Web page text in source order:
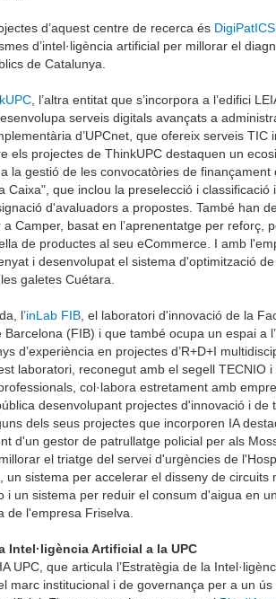
d’aquest centre de recerca és DigiPatICS
d’intel·ligència artificial per millorar el
de Catalunya.
, l’altra entitat que s’incorpora a l’edifici
serveis digitals avançats a
d’UPCnet, que ofereix serveis TIC
els projectes de ThinkUPC destaquen un
la gestió de les convocatòries de finançament
Caixa", que inclou la preselecció i classificació
d'avaluadors a propostes. També han
a Camper, basat en l’aprenentatge per reforç,
de productes al seu eCommerce. I amb
i desenvolupat el sistema d'optimització
galetes Cuétara.
l’inLab FIB , el laboratori d'innovació de la
(FIB) i que també ocupa un espai a
d’experiència en projectes d’R+D+I
laboratori, reconegut amb el segell TECNIO
col·labora estretament amb
desenvolupant projectes d'innovació i de
dels seus projectes que incorporen IA
d'un gestor de patrullatge policial per als
el triatge del servei d'urgències de
un sistema per accelerar el disseny de circuits
i un sistema per reduir el consum d'aigua en
de l'empresa Friselva.
Intel·ligència Artificial a la UPC
UPC, que articula l’Estratègia de la
marc institucional i de governança per a un